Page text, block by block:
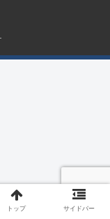
トップ サイドバー